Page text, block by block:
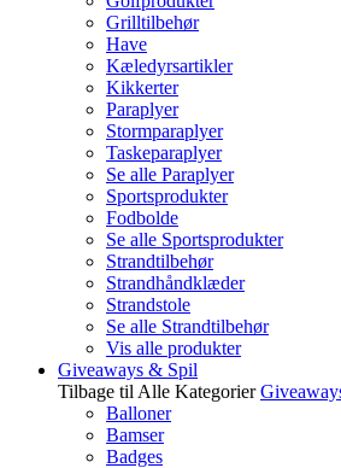
Grilltilbehør
Have
Kæledyrsartikler
Kikkerter
Paraplyer
Stormparaplyer
Taskeparaplyer
Se alle Paraplyer
Sportsprodukter
Fodbolde
Se alle Sportsprodukter
Strandtilbehør
Strandhåndklæder
Strandstole
Se alle Strandtilbehør
Vis alle produkter
Giveaways & Spil
Tilbage til Alle Kategorier
Balloner
Bamser
Badges